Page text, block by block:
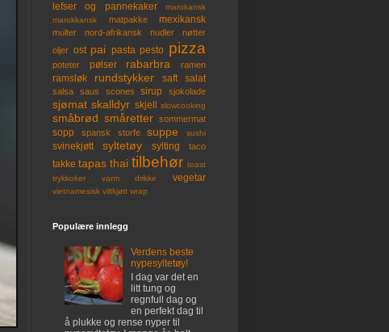
lefser og pannekaker
marokansk
marokkansk
matpakke mexikansk
multer nord-afrikansk nudler
nøtter
oljer ost pai pasta pesto pizza
poteter pølser rabarbra ramen
ramsløk rundstykker saft salat
salsa saus scones sirup sjokolade
sjømat skalldyr skjell slowcooking
småbrød småretter sommermat
sopp spansk storfe suppe sushi
svinekjøtt syltetøy sylting taco
takke tapas thai tilbehør toast
trykkoker
varm drikke vegetar
vietnamesisk viltkjøtt wrap
Populære innlegg
Verdens beste
nypesyltetøy!
I dag var det en
litt tung og
regnfull dag og
en perfekt dag til
å plukke og rense nyper til